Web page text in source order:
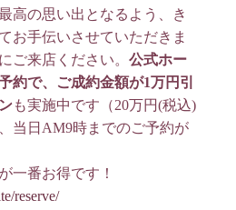
高の思い出となるよう、き
お手伝いさせていただきま
ご来店ください。公式ホー
約で、ご成約金額が1万円引
も実施中です（20万円(税込)
当日AM9時までのご予約が
一番お得です！
reserve/